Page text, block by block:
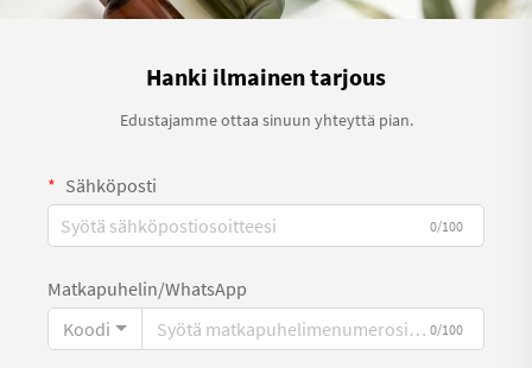
Hanki ilmainen tarjous
Edustajamme ottaa sinuun yhteyttä pian.
Sähköposti
0/100
Matkapuhelin/WhatsApp
Koodi
0/100